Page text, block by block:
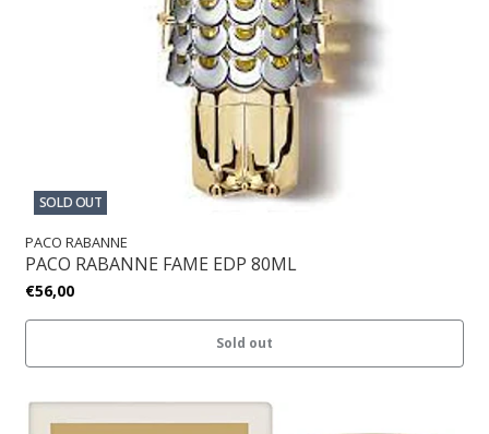
SOLD OUT
PACO RABANNE
PACO RABANNE FAME EDP 80ML
€56,00
Sold out